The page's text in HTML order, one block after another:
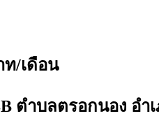
ท/เดือน
ตำบลตรอกนอง อำ